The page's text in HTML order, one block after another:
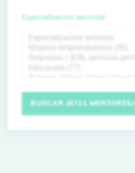
Especialización sectorial
BUSCAR (6711 MENTORES)